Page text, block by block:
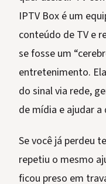
IPTV Box é um
conteúdo de TV e
se fosse um
entretenimento.
do sinal via rede,
de mídia e ajudar
Se você já perdeu
repetiu o mesmo
ficou preso em